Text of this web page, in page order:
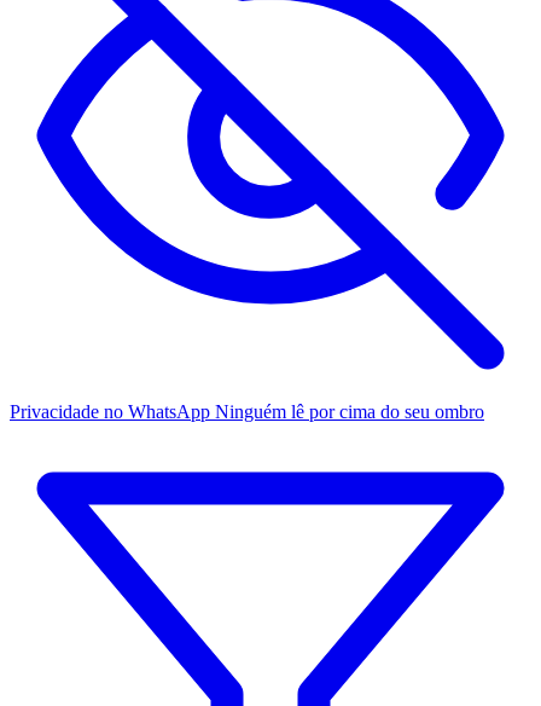
Privacidade no WhatsApp Ninguém lê por cima do seu ombro